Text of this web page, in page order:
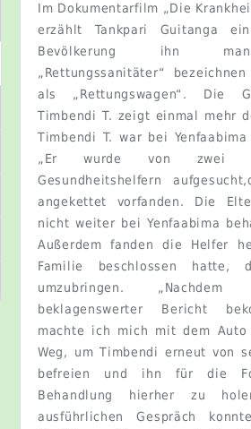
Im Dokumentarfilm „Die
erzählt Tankpari Guitanga
Bevölkerung ihn
„Rettungssanitäter“
als „Rettungswagen“. Die
Timbendi T. zeigt einmal mehr
Timbendi T. war bei
„Er wurde von zwei
Gesundheitshelfern
angekettet vorfanden. Die
nicht weiter bei Yenfaabima
Außerdem fanden die Helfer
Familie beschlossen hatte,
umzubringen.
beklagenswerter Bericht
machte ich mich mit dem
Weg, um Timbendi erneut von
befreien und ihn für die
Behandlung hierher zu
ausführlichen Gespräch